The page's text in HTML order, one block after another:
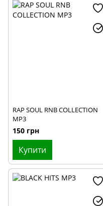
RAP SOUL RNB COLLECTION
MP3
150 грн
Купити